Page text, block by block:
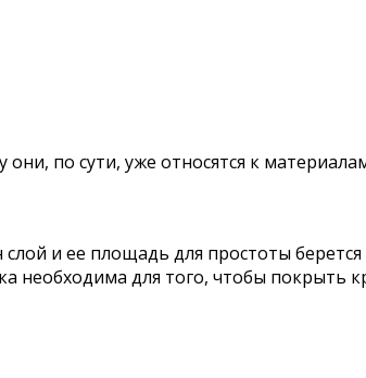
по сути, уже относятся к
и ее площадь для простоты
необходима для того, чтобы покрыть